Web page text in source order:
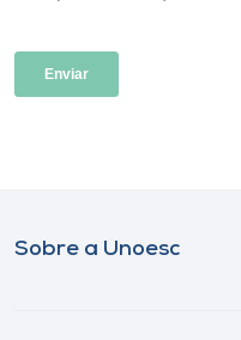
Sobre a Unoesc